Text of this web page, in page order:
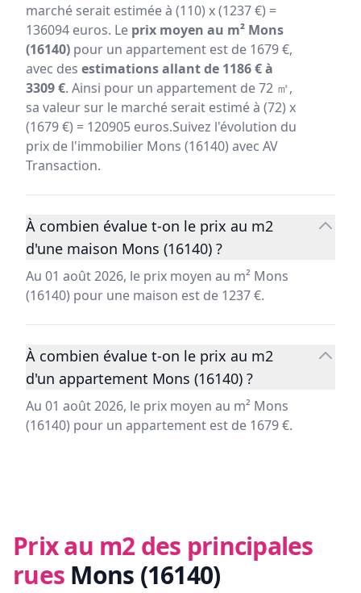
marché serait estimée à (110) x (1237 €) =
136094 euros. Le prix moyen au m² Mons
(16140) pour un appartement est de 1679 €,
avec des estimations allant de 1186 € à
3309 €. Ainsi pour un appartement de 72 ㎡,
sa valeur sur le marché serait estimé à (72) x
(1679 €) = 120905 euros.Suivez l'évolution du
prix de l'immobilier Mons (16140) avec AV
Transaction.
À combien évalue t-on le prix au m2
d'une maison Mons (16140) ?
Au 01 août 2026, le prix moyen au m² Mons
(16140) pour une maison est de 1237 €.
À combien évalue t-on le prix au m2
d'un appartement Mons (16140) ?
Au 01 août 2026, le prix moyen au m² Mons
(16140) pour un appartement est de 1679 €.
Prix au m2 des principales
rues Mons (16140)